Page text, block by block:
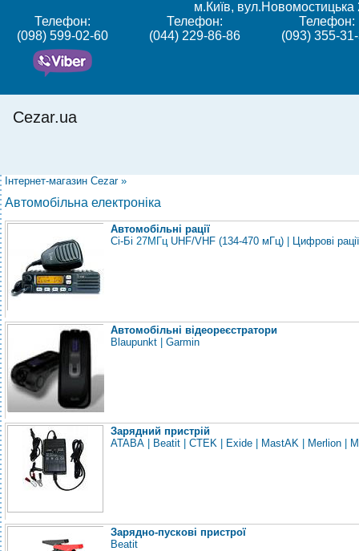
м.Київ, вул.Новомостицька
Телефон:
(098) 599-02-60
Телефон:
(044) 229-86-86
Телефон:
(093) 355-
Cezar.ua
Інтернет-магазин Cezar »
Автомобільна електроніка
Автомобільні рації
Сі-Бі 27МГцUHF/VHF (134-470 мГц) Цифрові рації
Автомобільні відеореєстратори
Blaupunkt
Garmin
Зарядний пристрій
ATABA
Beatit CTEK Exide MastAK Merlion
Зарядно-пускові пристрої
Beatit